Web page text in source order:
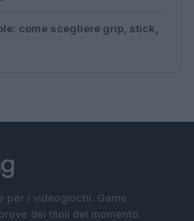
come scegliere grip, stick,
per i videogiochi. Game
dei titoli del momento.